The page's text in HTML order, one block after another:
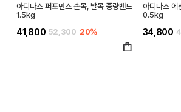
아디다스 퍼포먼스 손목, 발목 중량밴드
1.5kg
41,800 52,300 20%
아디다스 에
0.5kg
34,800